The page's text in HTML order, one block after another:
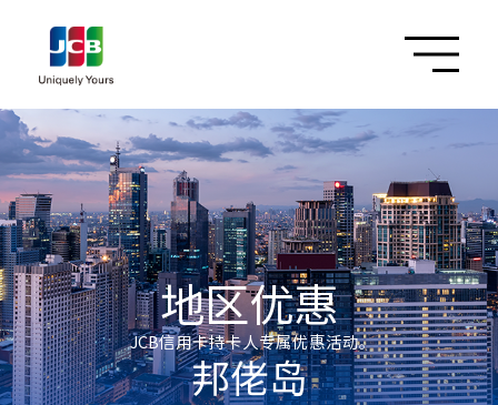
地区优惠
JCB信用卡持卡人专属优惠活动。
邦佬岛